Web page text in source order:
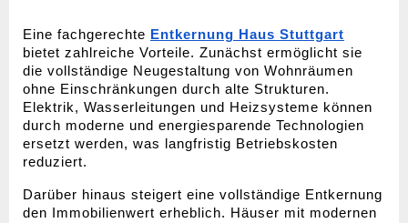
Eine fachgerechte Entkernung Haus Stuttgart
bietet zahlreiche Vorteile. Zunächst ermöglicht sie
die vollständige Neugestaltung von Wohnräumen
ohne Einschränkungen durch alte Strukturen.
Elektrik, Wasserleitungen und Heizsysteme können
durch moderne und energiesparende Technologien
ersetzt werden, was langfristig Betriebskosten
reduziert.
Darüber hinaus steigert eine vollständige Entkernung
den Immobilienwert erheblich. Häuser mit modernen